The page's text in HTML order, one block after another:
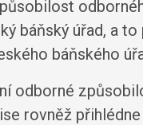
báňský úřad, a
báňského
odborné
rovněž